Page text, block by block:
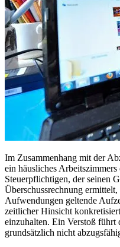
Im Zusammenhang mit der
ein häusliches Arbeitszimmers
Steuerpflichtigen, der seinen
Überschussrechnung
Aufwendungen geltende
zeitlicher Hinsicht
einzuhalten. Ein Verstoß führt
grundsätzlich nicht